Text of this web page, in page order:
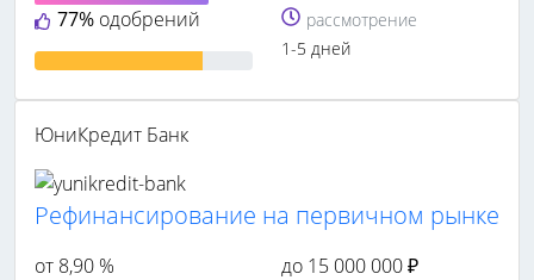
77% одобрений
рассмотрение
1-5 дней
ЮниКредит Банк
Рефинансирование на первичном рынке
от 8,90 % до 15 000 000 ₽